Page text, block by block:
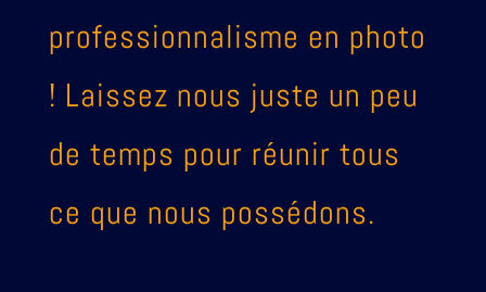
professionnalisme en photo
! Laissez nous juste un peu
de temps pour réunir tous
ce que nous possédons.